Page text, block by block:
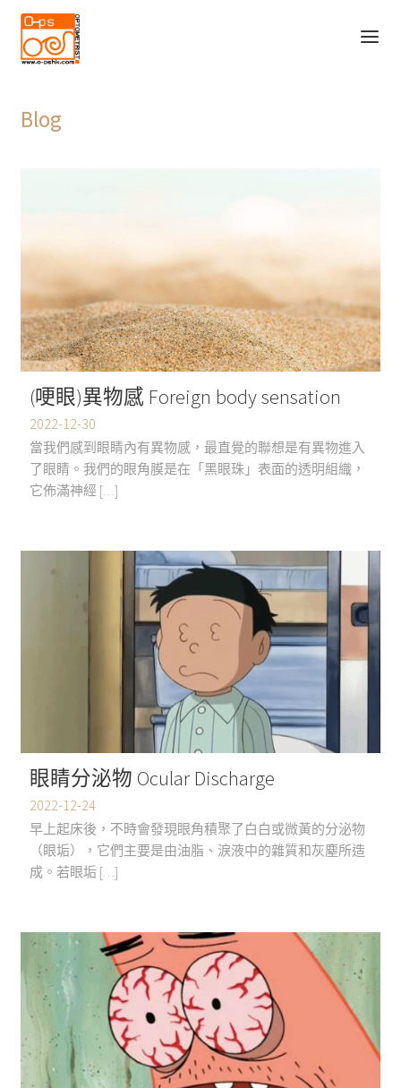
Skip
to
navigation
Skip
to
content
O-PS的故事
產品
聯絡我們
Blog
(哽眼)異物感 Foreign body sensation
2022-12-30
當我們感到眼睛內有異物感，最直覺的聯想是有異物進入
了眼睛。我們的眼角膜是在「黑眼珠」表面的透明組織，
它佈滿神經 […]
眼睛分泌物 Ocular Discharge
2022-12-24
早上起床後，不時會發現眼角積聚了白白或微黃的分泌物
（眼垢），它們主要是由油脂、淚液中的雜質和灰塵所造
成。若眼垢 […]